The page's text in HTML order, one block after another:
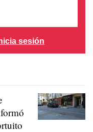
sesión